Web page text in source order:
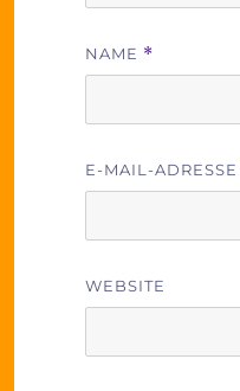
NAME *
E-MAIL-ADRESSE
WEBSITE